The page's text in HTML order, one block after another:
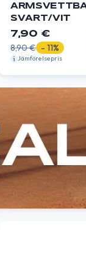
SVART/VIT
7,90 €
8,90 € - 11%
Jämförelsepris